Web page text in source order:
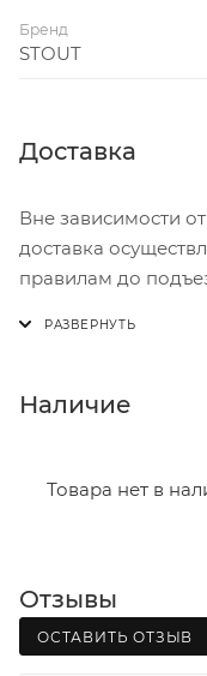
Бренд
STOUT
Доставка
Вне зависимости
доставка
правилам до
В субботу с 8:00 до
- зоны доставки;
Границы доставки
(перекрестки улиц):
Наличие
Товара нет в
Отзывы
ОСТАВИТЬ ОТЗЫВ